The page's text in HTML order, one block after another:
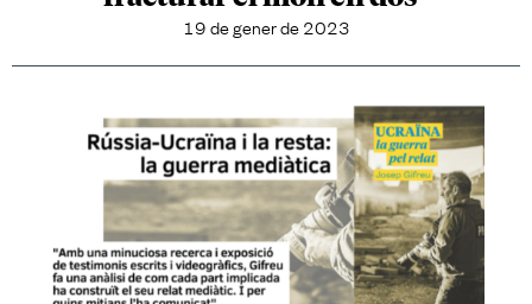
19 de gener de 2023